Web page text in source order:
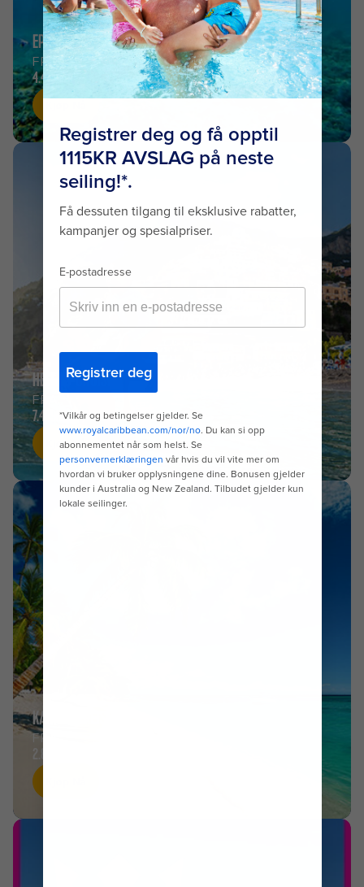
EPISK KARIBISK
FRA
4.415KR
HELLAS-CRUISER
FRA
7.489KR
Kjøp Nå
KARIBISK REISER
FRA
2.860KR